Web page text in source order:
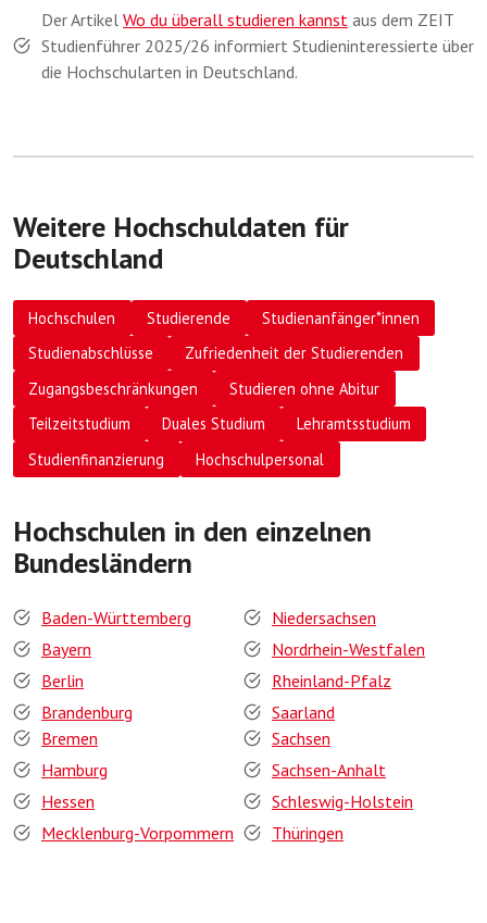
Der Artikel Wo du überall studieren kannst aus dem ZEIT
Studienführer 2025/26 informiert Studieninteressierte über
die Hochschularten in Deutschland.
Weitere Hochschuldaten für
Deutschland
Hochschulen Studierende
Studienanfänger*innen
Studienabschlüsse
Zufriedenheit der Studierenden
Zugangsbeschränkungen
Studieren ohne Abitur
Teilzeitstudium
Duales Studium
Lehramtsstudium
Studienfinanzierung
Hochschulpersonal
Hochschulen in den einzelnen
Bundesländern
Baden-Württemberg
Bayern
Berlin
Brandenburg
Bremen
Hamburg
Hessen
Mecklenburg-Vorpommern
Niedersachsen
Nordrhein-Westfalen
Rheinland-Pfalz
Saarland
Sachsen
Sachsen-Anhalt
Schleswig-Holstein
Thüringen